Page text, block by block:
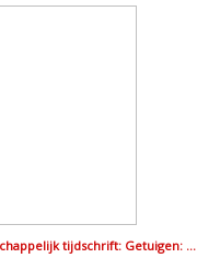
tijdschrift: Getuigen: …